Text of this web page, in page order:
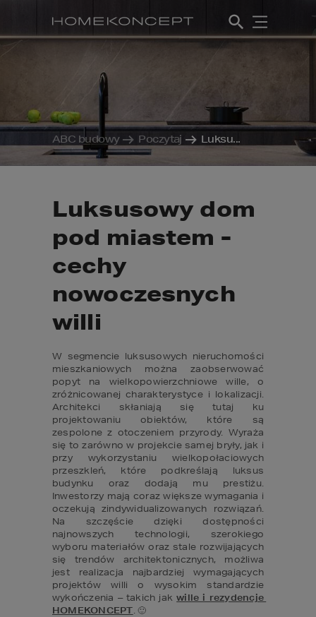
ABC budowy Poczytaj Luksu...
Luksusowy dom
pod miastem -
cechy
nowoczesnych
willi
W segmencie luksusowych nieruchomości
mieszkaniowych można zaobserwować
popyt na wielkopowierzchniowe wille, o
zróżnicowanej charakterystyce i lokalizacji.
Architekci skłaniają się tutaj ku
projektowaniu obiektów, które są
zespolone z otoczeniem przyrody. Wyraża
się to zarówno w projekcie samej bryły, jak i
przy wykorzystaniu wielkopołaciowych
przeszkleń, które podkreślają luksus
budynku oraz dodają mu prestiżu.
Inwestorzy mają coraz większe wymagania i
oczekują zindywidualizowanych rozwiązań.
Na szczęście dzięki dostępności
najnowszych technologii, szerokiego
wyboru materiałów oraz stale rozwijających
się trendów architektonicznych, możliwa
jest realizacja najbardziej wymagających
projektów willi o wysokim standardzie
wykończenia – takich jak wille i rezydencje
HOMEKONCEPT. 🙂